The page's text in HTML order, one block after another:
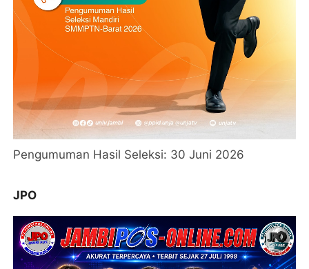
Pengumuman Hasil Seleksi: 30 Juni 2026
JPO